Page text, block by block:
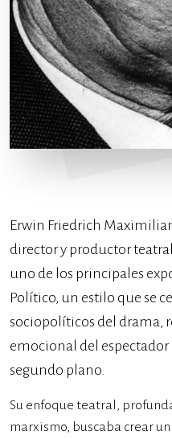
Erwin Friedrich
director y productor
uno de los principales
Político, un estilo que se
sociopolíticos del drama,
emocional del
segundo plano.
Su enfoque teatral,
marxismo, buscaba crear